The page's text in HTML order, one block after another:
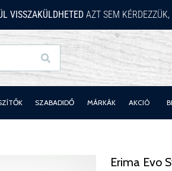
VISSZAKÜLDHETEDAZT SEM KÉRDEZZÜK,
Keresés
SZABADIDŐ MÁRKÁK AKCIÓ
Erima Evo